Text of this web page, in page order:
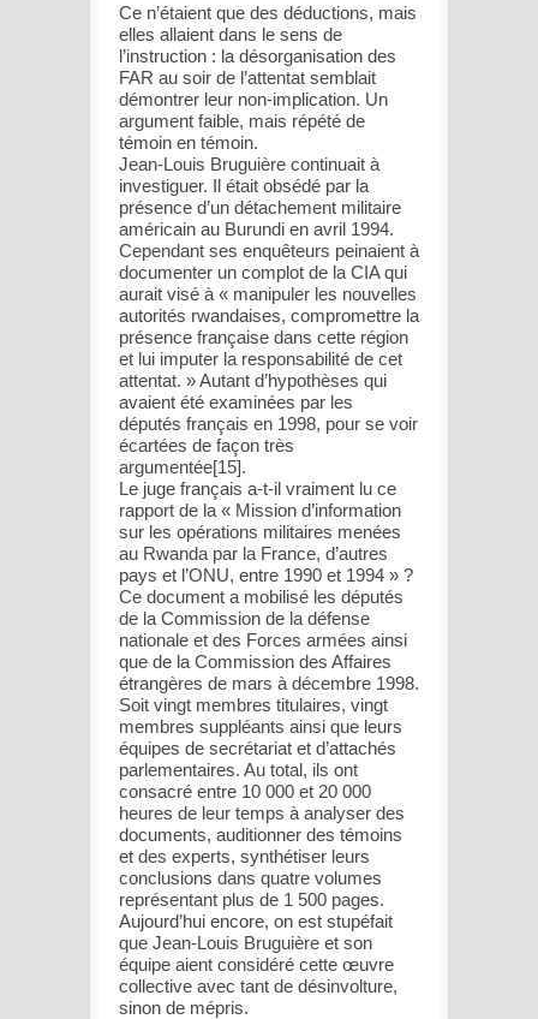
Ce n’étaient que des déductions, mais
elles allaient dans le sens de
l’instruction : la désorganisation des
FAR au soir de l’attentat semblait
démontrer leur non-implication. Un
argument faible, mais répété de
témoin en témoin.
Jean-Louis Bruguière continuait à
investiguer. Il était obsédé par la
présence d’un détachement militaire
américain au Burundi en avril 1994.
Cependant ses enquêteurs peinaient à
documenter un complot de la CIA qui
aurait visé à « manipuler les nouvelles
autorités rwandaises, compromettre la
présence française dans cette région
et lui imputer la responsabilité de cet
attentat. » Autant d’hypothèses qui
avaient été examinées par les
députés français en 1998, pour se voir
écartées de façon très
argumentée[15].
Le juge français a-t-il vraiment lu ce
rapport de la « Mission d’information
sur les opérations militaires menées
au Rwanda par la France, d’autres
pays et l’ONU, entre 1990 et 1994 » ?
Ce document a mobilisé les députés
de la Commission de la défense
nationale et des Forces armées ainsi
que de la Commission des Affaires
étrangères de mars à décembre 1998.
Soit vingt membres titulaires, vingt
membres suppléants ainsi que leurs
équipes de secrétariat et d’attachés
parlementaires. Au total, ils ont
consacré entre 10 000 et 20 000
heures de leur temps à analyser des
documents, auditionner des témoins
et des experts, synthétiser leurs
conclusions dans quatre volumes
représentant plus de 1 500 pages.
Aujourd’hui encore, on est stupéfait
que Jean-Louis Bruguière et son
équipe aient considéré cette œuvre
collective avec tant de désinvolture,
sinon de mépris.